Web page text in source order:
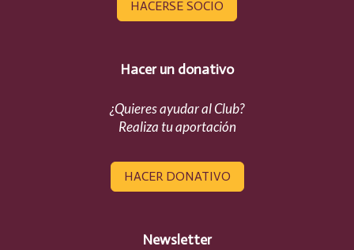
HACERSE SOCIO
Hacer un donativo
¿Quieres ayudar al Club?
Realiza tu aportación
HACER DONATIVO
Newsletter